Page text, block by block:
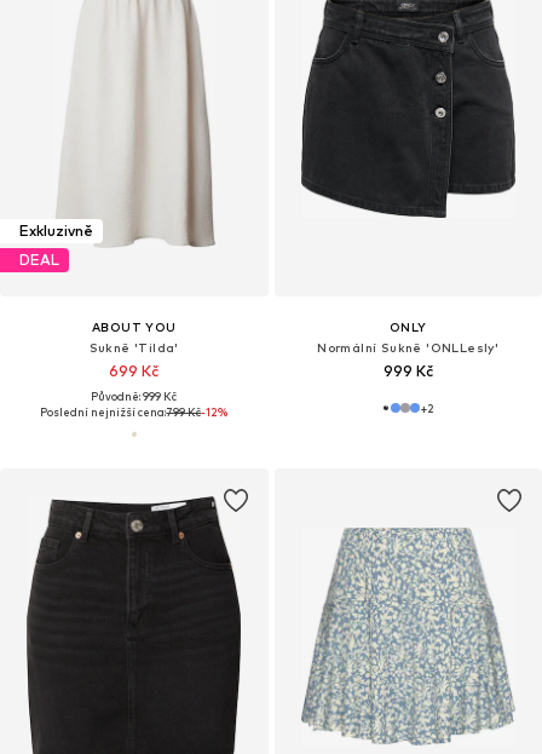
Exkluzivně
DEAL
ABOUT YOU
Sukně 'Tilda'
699 Kč
Původně: 999 Kč
Poslední nejnižší cena:799 Kč-12%
ONLY
Normální Sukně 'ONLLesly'
999 Kč
+2